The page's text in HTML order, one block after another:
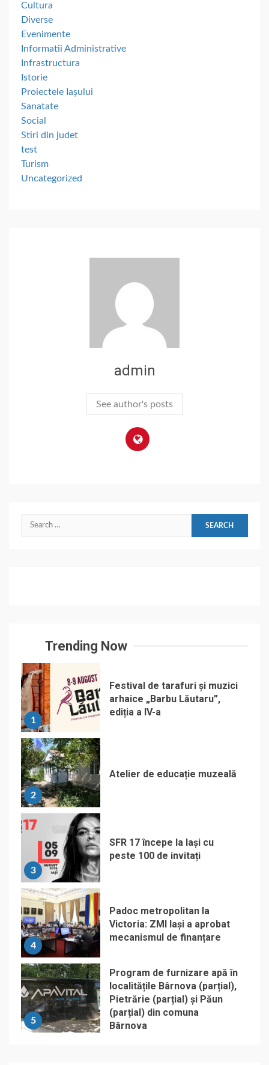
Cultura
Diverse
Evenimente
Informatii Administrative
Infrastructura
Istorie
Proiectele Iașului
Sanatate
Social
Stiri din judet
test
Turism
Uncategorized
admin
See author's posts
Search
Trending Now
1
Festival de tarafuri și muzici
arhaice „Barbu Lăutaru”,
ediția a IV-a
2
Atelier de educație muzeală
3
SFR 17 începe la Iași cu
peste 100 de invitați
4
Padoc metropolitan la
Victoria: ZMI Iași a aprobat
mecanismul de finanțare
5
Program de furnizare apă în
localitățile Bârnova (parțial),
Pietrărie (parțial) și Păun
(parțial) din comuna
Bârnova